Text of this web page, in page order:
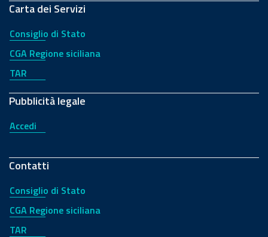
Carta dei Servizi
Consiglio di Stato
CGA Regione siciliana
TAR
Pubblicità legale
Accedi
Contatti
Consiglio di Stato
CGA Regione siciliana
TAR